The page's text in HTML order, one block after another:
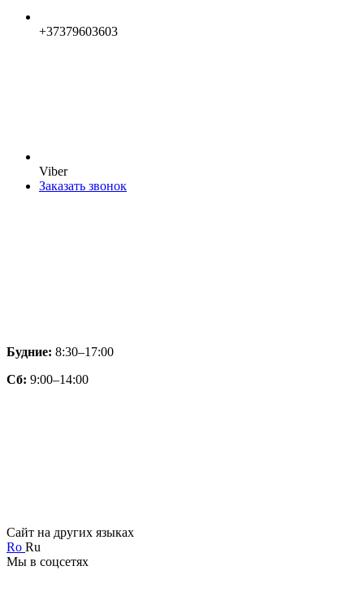
+37379603603
Viber
Заказать звонок
Будние: 8:30–17:00
Сб: 9:00–14:00
Сайт на других языках
Ro Ru
Мы в соцсетях